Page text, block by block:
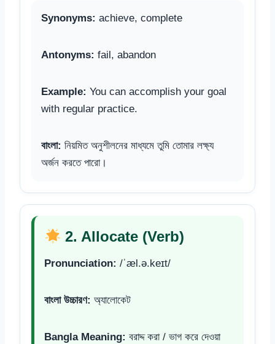
Synonyms: achieve, complete
Antonyms: fail, abandon
Example: You can accomplish your goal
with regular practice.
বাংলা: নিয়মিত অনুশীলনের মাধ্যমে তুমি তোমার লক্ষ্য
অর্জন করতে পারো।
2. Allocate (Verb)
Pronunciation: /ˈæl.ə.keɪt/
বাংলা উচ্চারণ: অ্যালোকেট
Bangla Meaning: বরাদ্দ করা / ভাগ করে দেওয়া